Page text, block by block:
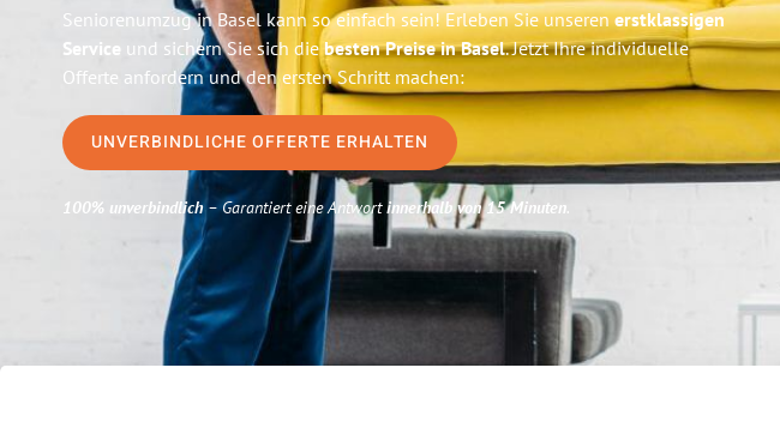
Seniorenumzug in Basel kann so einfach sein! Erleben Sie unserenerstklassigen
Service und sichern Sie sich diebesten Preise in Basel. Jetzt Ihre individuelle
Offerte anfordern und den ersten Schritt machen:
UNVERBINDLICHE OFFERTE ERHALTEN
100% unverbindlich– Garantiert eine Antwortinnerhalb von 15 Minuten.